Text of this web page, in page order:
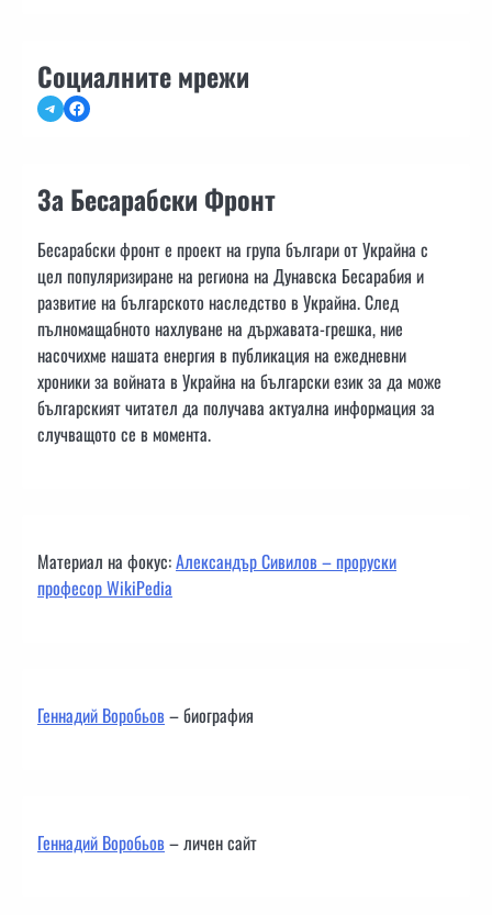
Социалните мрежи
TelegramFacebook
За Бесарабски Фронт
Бесарабски фронт е проект на група българи от Украйна с
цел популяризиране на региона на Дунавска Бесарабия и
развитие на българското наследство в Украйна. След
пълномащабното нахлуване на държавата-грешка, ние
насочихме нашата енергия в публикация на ежедневни
хроники за войната в Украйна на български език за да може
българският читател да получава актуална информация за
случващото се в момента.
Материал на фокус:Александър Сивилов – проруски
професор WikiPedia
Геннадий Воробьов– биография
Геннадий Воробьов– личен сайт